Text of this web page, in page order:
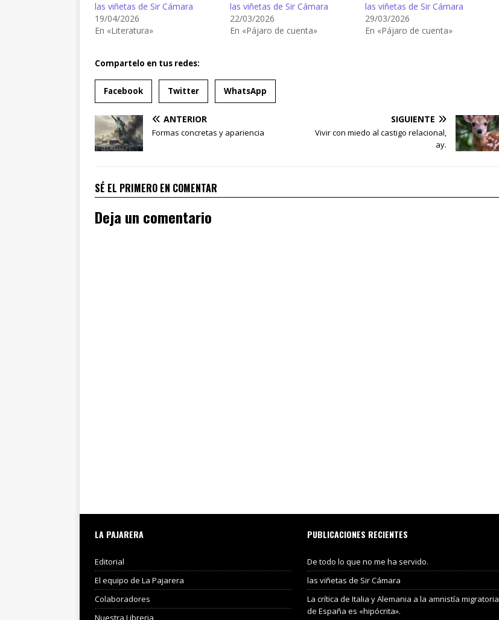
las viñetas de Sir Cámara
19/04/2026
En «Literatura»
las viñetas de Sir Cámara
22/03/2026
En «Pájaro de cuenta»
las viñetas de Sir Cámara
29/03/2026
En «Pájaro de cuenta»
Compartelo en tus redes:
Facebook Twitter WhatsApp
ANTERIOR
Formas concretas y apariencia
SIGUIENTE
Vivir con miedo al castigo relacional,
ay.
SÉ EL PRIMERO EN COMENTAR
Deja un comentario
LA PAJARERA
Editorial
El equipo de La Pajarera
Colaboradores
Nuestra Libreria
PUBLICACIONES RECIENTES
De todo lo que no me ha servido.
las viñetas de Sir Cámara
La crítica de Italia y Alemania a la amnistía migratoria
de España es «hipócrita».